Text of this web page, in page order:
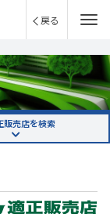
戻る
販売店を検索